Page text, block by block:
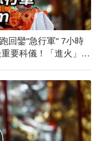
回鑾"急行軍" 7小時
要科儀！「進火」儀